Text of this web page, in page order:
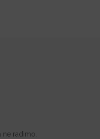
ne radimo.